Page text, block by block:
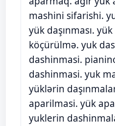
mashini sifarishi.
yük daşınması.
köçürülmə. yuk
dashinmasi.
dashinmasi. yuk
yüklərin
aparilmasi. yük
yuklerin